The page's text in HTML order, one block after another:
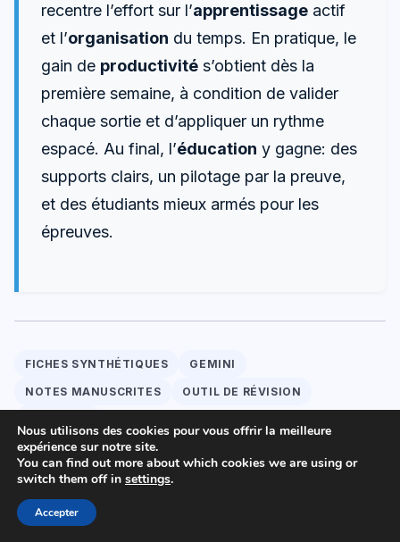
recentre l’effort sur l’apprentissage actif
et l’organisation du temps. En pratique, le
gain de productivité s’obtient dès la
première semaine, à condition de valider
chaque sortie et d’appliquer un rythme
espacé. Au final, l’éducation y gagne: des
supports clairs, un pilotage par la preuve,
et des étudiants mieux armés pour les
épreuves.
FICHES SYNTHÉTIQUES GEMINI
NOTES MANUSCRITES OUTIL DE RÉVISION
Paul
Spécialiste en technologies et transformation
numérique, fort d’une expérience polyvalente dans
Nous utilisons des cookies pour vous offrir la meilleure
expérience sur notre site.
You can find out more about which cookies we are using or
switch them off in settings.
Accepter